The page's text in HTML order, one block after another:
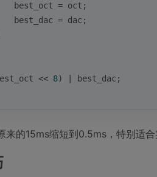
best_oct = oct;
best_dac = dac;
<< 8) | best_dac;
来的15ms缩短到0.5ms，特别适